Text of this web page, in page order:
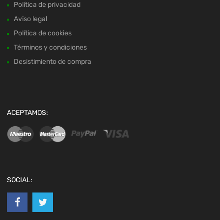
Política de privacidad
Aviso legal
Política de cookies
Términos y condiciones
Desistimiento de compra
ACEPTAMOS:
SOCIAL: